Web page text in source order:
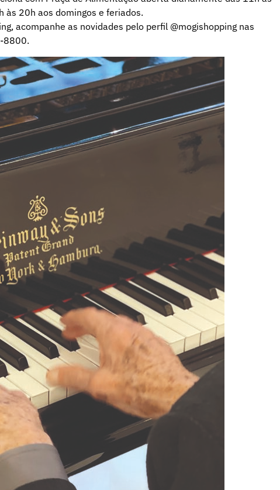
às 20h aos domingos e feriados.
acompanhe as novidades pelo perfil @mogishopping nas
8800.